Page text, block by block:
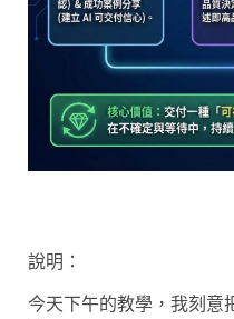
說明：
今天下午的教學，我刻意